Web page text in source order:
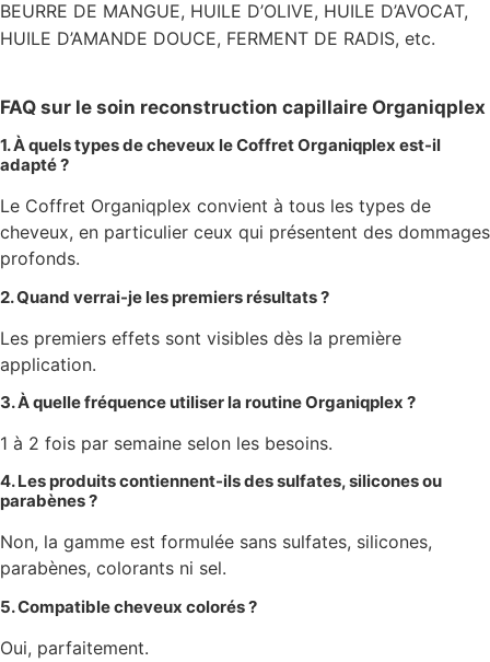
BEURRE DE MANGUE, HUILE D’OLIVE, HUILE D’AVOCAT,
HUILE D’AMANDE DOUCE, FERMENT DE RADIS, etc.
FAQ sur le soin reconstruction capillaire Organiqplex
1. À quels types de cheveux le Coffret Organiqplex est-il
adapté ?
Le Coffret Organiqplex convient à tous les types de
cheveux, en particulier ceux qui présentent des dommages
profonds.
2. Quand verrai-je les premiers résultats ?
Les premiers effets sont visibles dès la première
application.
3. À quelle fréquence utiliser la routine Organiqplex ?
1 à 2 fois par semaine selon les besoins.
4. Les produits contiennent-ils des sulfates, silicones ou
parabènes ?
Non, la gamme est formulée sans sulfates, silicones,
parabènes, colorants ni sel.
5. Compatible cheveux colorés ?
Oui, parfaitement.